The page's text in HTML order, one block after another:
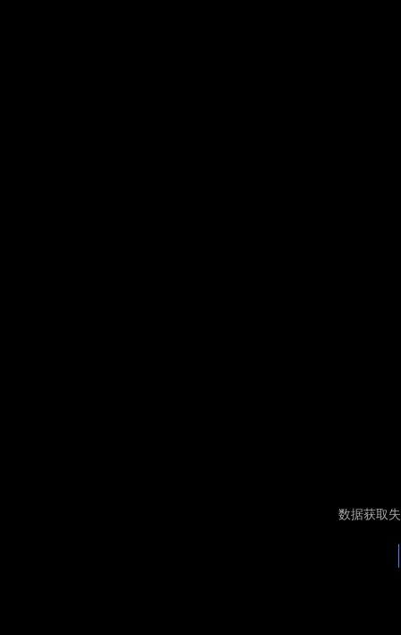
数据获取